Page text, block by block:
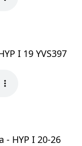
I 19 YVS397
- HYP I 20-26